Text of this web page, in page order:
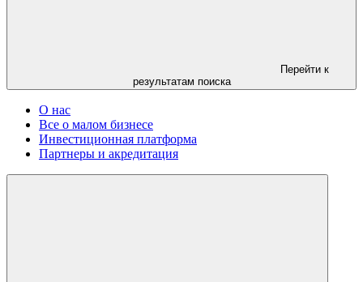
Перейти к
результатам поиска
О нас
Все о малом бизнесе
Инвестиционная платформа
Партнеры и акредитация